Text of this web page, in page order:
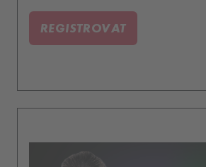
psychice sportovců nebo o
Řeč přišla i na Jelínkovy slavné
REGISTROVAT